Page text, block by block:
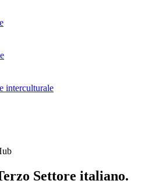
interculturale
Settore italiano.